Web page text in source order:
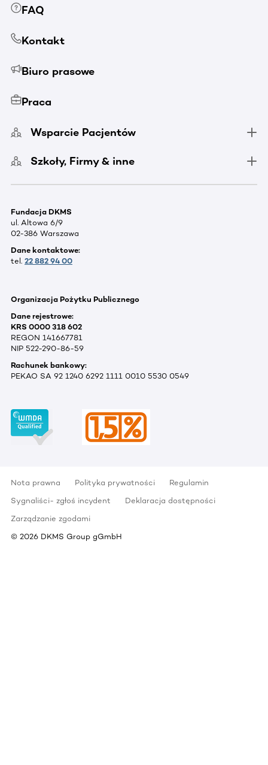
FAQ
Kontakt
Biuro prasowe
Praca
Wsparcie Pacjentów
Szkoły, Firmy & inne
Fundacja DKMS
ul. Altowa 6/9
02-386 Warszawa
Dane kontaktowe:
tel. 22 882 94 00
Organizacja Pożytku Publicznego
Dane rejestrowe:
KRS 0000 318 602
REGON 141667781
NIP 522-290-86-59
Rachunek bankowy:
PEKAO SA 92 1240 6292 1111 0010 5530 0549
Nota prawna Polityka prywatności
Regulamin
Sygnaliści- zgłoś incydent
Deklaracja dostępności
Zarządzanie zgodami
© 2026 DKMS Group gGmbH